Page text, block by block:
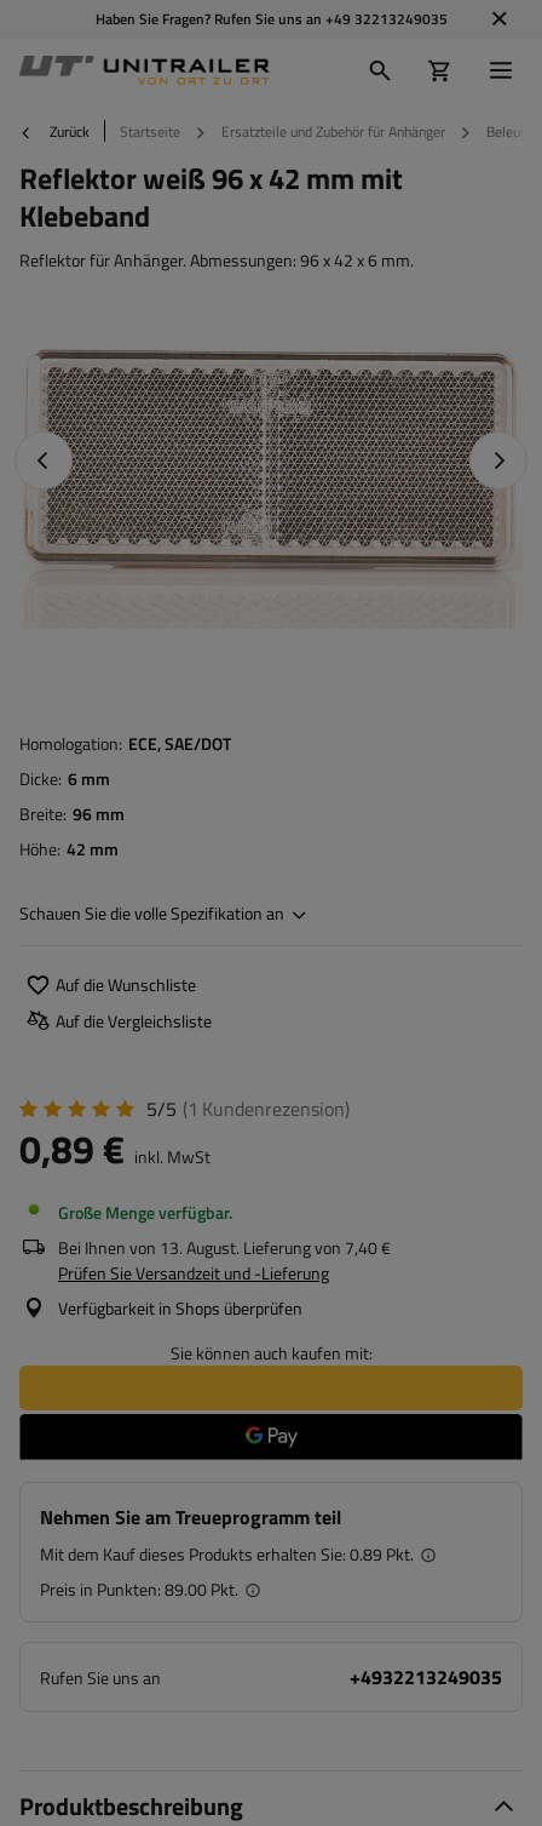
Haben Sie Fragen? Rufen Sie uns an +49 32213249035
Zurück Startseite Ersatzteile und Zubehör für Anhänger
Reflektor weiß 96 x 42 mm mit
Klebeband
Reflektor für Anhänger. Abmessungen: 96 x 42 x 6 mm.
Vorheriges Foto
Homologation ECE, SAE/DOT
Dicke 6 mm
Breite 96 mm
Höhe 42 mm
Schauen Sie die volle Spezifikation an
Auf die Wunschliste
Auf die Vergleichsliste
5/5 (1 Kundenrezension)
0,89 € inkl. MwSt
Große Menge verfügbar
Bei Ihnen von 13. August. Lieferung von 7,40 €
Prüfen Sie Versandzeit und -Lieferung
Verfügbarkeit in Shops überprüfen
Sie können auch kaufen mit:
Nehmen Sie am Treueprogramm teil
Mit dem Kauf dieses Produkts erhalten Sie:0.89 Pkt.
Preis in Punkten:89.00 Pkt.
Rufen Sie uns an +4932213249035
Produktbeschreibung